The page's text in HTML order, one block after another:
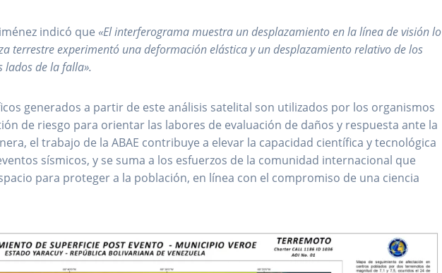
indicó que «El interferograma muestra un desplazamiento en la línea de visión lo
terrestre experimentó una deformación elástica y un desplazamiento relativo de los
lados de la falla».
generados a partir de este análisis satelital son utilizados por los organismos
de riesgo para orientar las labores de evaluación de daños y respuesta ante la
el trabajo de la ABAE contribuye a elevar la capacidad científica y tecnológica
sísmicos, y se suma a los esfuerzos de la comunidad internacional que
para proteger a la población, en línea con el compromiso de una ciencia